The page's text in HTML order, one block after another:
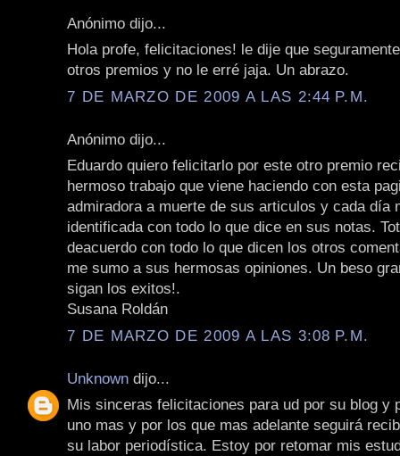
Anónimo dijo...
Hola profe, felicitaciones! le dije que
otros premios y no le erré jaja. Un abrazo.
7 DE MARZO DE 2009 A LAS 2:44 P.M.
Anónimo dijo...
Eduardo quiero felicitarlo por este otro premio
hermoso trabajo que viene haciendo con esta
admiradora a muerte de sus articulos y cada día
identificada con todo lo que dice en sus notas.
deacuerdo con todo lo que dicen los otros
me sumo a sus hermosas opiniones. Un beso
sigan los exitos!.
Susana Roldán
7 DE MARZO DE 2009 A LAS 3:08 P.M.
Unknown dijo...
Mis sinceras felicitaciones para ud por su blog y
uno mas y por los que mas adelante seguirá
su labor periodística. Estoy por retomar mis